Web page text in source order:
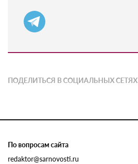
ПОДЕЛИТЬСЯ В СОЦИАЛЬНЫХ СЕТЯХ
По вопросам сайта
redaktor@sarnovosti.ru